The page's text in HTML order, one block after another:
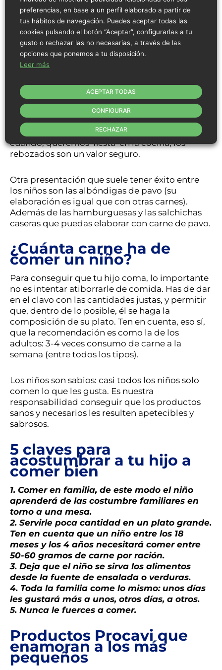
nutricionales.
Ideas para ayudar a
comer a tus hijos
¿Tu hijo rechaza la comida? El pavo tiene todas
el paladar de la mayoría de los niños, tanto por
textura como por sabor. Si tu hijo es remolón
con la comida, el pavo tiene la ventaja de
poderse cocinar de diferentes maneras. A la
plancha es muy fácil de comer y, si de vez en
cuando, queremos ‘fiesta’ en la cocina, los
rebozados son un valor seguro.
Otra presentación que suele tener éxito entre
los niños son las albóndigas de pavo (su
elaboración es igual que con otras carnes).
Además de las hamburguesas y las salchichas
caseras que puedas elaborar con carne de pavo.
¿Cuánta carne ha de
comer un niño?
Para conseguir que tu hijo coma, lo importante
no es intentar atiborrarle de comida. Has de dar
en el clavo con las cantidades justas, y permitir
que, dentro de lo posible, él se haga la
composición de su plato. Ten en cuenta, eso sí,
que la recomendación es como la de los
adultos: 3-4 veces consumo de carne a la
semana (entre todos los tipos).
Los niños son sabios: casi todos los niños solo
comen lo que les gusta. Es nuestra
responsabilidad conseguir que los productos
sanos y necesarios les resulten apetecibles y
sabrosos.
5 claves para
acostumbrar a tu hijo a
comer bien
1. Comer en familia, de este modo el niño
aprenderá de las costumbre familiares en
torno a una mesa.
2. Servirle poca cantidad en un plato grande.
Ten en cuenta que un niño entre los 18
meses y los 4 años necesitará comer entre
50-60 gramos de carne por ración.
3. Deja que el niño se sirva los alimentos
desde la fuente de ensalada o verduras.
4. Toda la familia come lo mismo: unos días
les gustará más a unos, otros días, a otros.
5. Nunca le fuerces a comer.
Productos Procavi que
enamoran a los más
pequeños
preferencias, en base a un perfil elaborado a partir de
tus hábitos de navegación. Puedes aceptar todas las
cookies pulsando el botón “Aceptar”, configurarlas a tu
gusto o rechazar las no necesarias, a través de las
opciones que ponemos a tu disposición.
Leer más
ACEPTAR TODAS
RECHAZAR
CONFIGURAR